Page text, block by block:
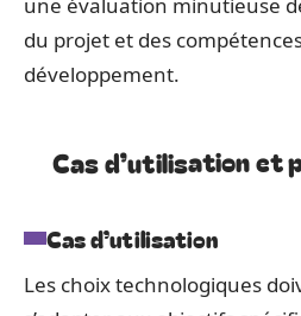
du projet et des
développement.
Cas d’utilisation et
Cas d’utilisation
Les choix technologiques